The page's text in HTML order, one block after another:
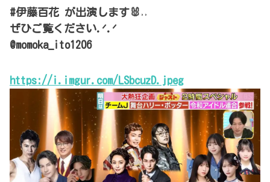
#伊藤百花 が出演します🐰˒˒
ぜひご覧ください.ᐟ.ᐟ
@momoka_ito1206
https://i.imgur.com/LSbcuzD.jpeg